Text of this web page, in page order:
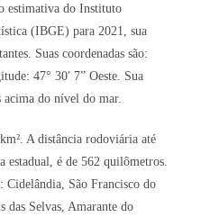
estimativa do Instituto
(IBGE) para 2021, sua
Suas coordenadas são:
47° 30′ 7” Oeste. Sua
do nível do mar.
A distância rodoviária até
é de 562 quilômetros.
Cidelândia, São Francisco do
das Selvas, Amarante do